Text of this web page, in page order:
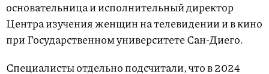
основательница и исполнительный директор
Центра изучения женщин на телевидении и в кино
при Государственном университете Сан-Диего.
Специалисты отдельно подсчитали, что в 2024